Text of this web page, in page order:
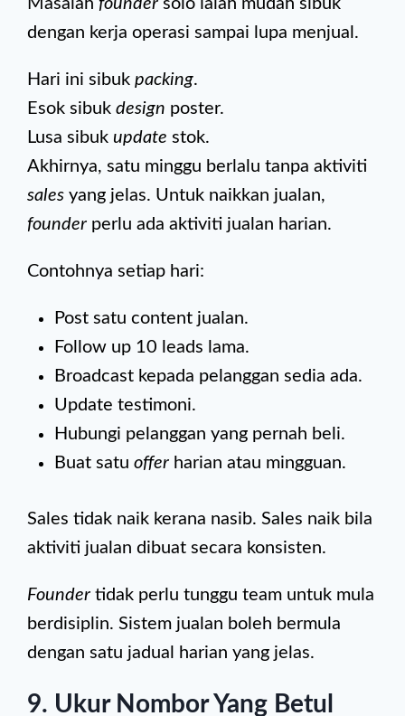
Masalah founder solo ialah mudah sibuk
dengan kerja operasi sampai lupa menjual.
Hari ini sibuk packing.
Esok sibuk design poster.
Lusa sibuk update stok.
Akhirnya, satu minggu berlalu tanpa aktiviti
sales yang jelas. Untuk naikkan jualan,
founder perlu ada aktiviti jualan harian.
Contohnya setiap hari:
Post satu content jualan.
Follow up 10 leads lama.
Broadcast kepada pelanggan sedia ada.
Update testimoni.
Hubungi pelanggan yang pernah beli.
Buat satu offer harian atau mingguan.
Sales tidak naik kerana nasib. Sales naik bila
aktiviti jualan dibuat secara konsisten.
Founder tidak perlu tunggu team untuk mula
berdisiplin. Sistem jualan boleh bermula
dengan satu jadual harian yang jelas.
9. Ukur Nombor Yang Betul